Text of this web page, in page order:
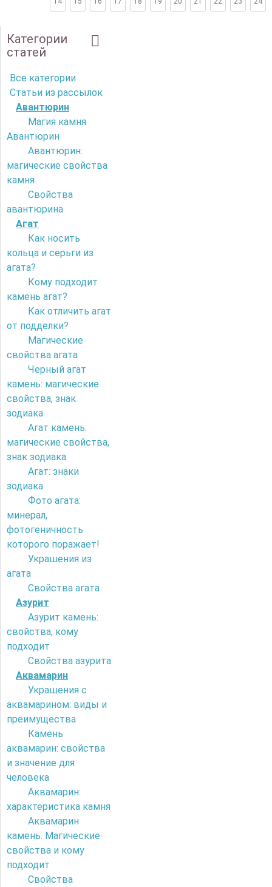
Категории
статей
Все категории
Статьи из рассылок
Авантюрин
Магия камня
Авантюрин
Авантюрин:
магические свойства
камня
Свойства
авантюрина
Агат
Как носить
кольца и серьги из
агата?
Кому подходит
камень агат?
Как отличить агат
от подделки?
Магические
свойства агата
Черный агат
камень: магические
свойства, знак
зодиака
Агат камень:
магические свойства,
знак зодиака
Агат: знаки
зодиака
Фото агата:
минерал,
фотогеничность
которого поражает!
Украшения из
агата
Свойства агата
Азурит
Азурит камень:
свойства, кому
подходит
Свойства азурита
Аквамарин
Украшения с
аквамарином: виды и
преимущества
Камень
аквамарин: свойства
и значение для
человека
Аквамарин:
характеристика камня
Аквамарин
камень. Магические
свойства и кому
подходит
Свойства